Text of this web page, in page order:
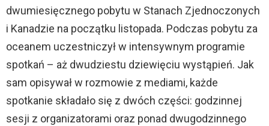
dwumiesięcznego pobytu w Stanach Zjednoczonych
i Kanadzie na początku listopada. Podczas pobytu za
oceanem uczestniczył w intensywnym programie
spotkań – aż dwudziestu dziewięciu wystąpień. Jak
sam opisywał w rozmowie z mediami, każde
spotkanie składało się z dwóch części: godzinnej
sesji z organizatorami oraz ponad dwugodzinnego